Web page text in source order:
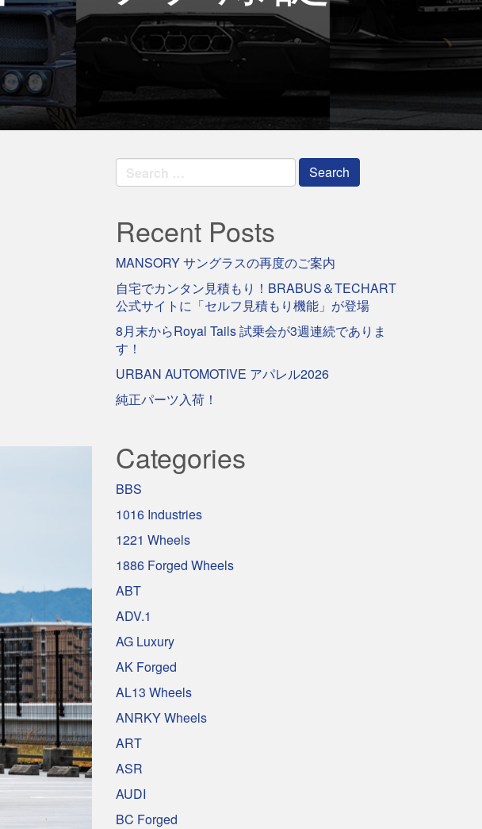
Search
for:
Recent Posts
MANSORY サングラスの再度のご案内
自宅でカンタン見積もり！BRABUS＆TECHART
公式サイトに「セルフ見積もり機能」が登場
8月末からRoyal Tails 試乗会が3週連続でありま
す！
URBAN AUTOMOTIVE アパレル2026
純正パーツ入荷！
Categories
BBS
1016 Industries
1221 Wheels
1886 Forged Wheels
ABT
ADV.1
AG Luxury
AK Forged
AL13 Wheels
ANRKY Wheels
ART
ASR
AUDI
BC Forged